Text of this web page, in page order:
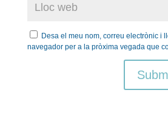
Desa el meu nom, correu electrònic i
navegador per a la pròxima vegada que